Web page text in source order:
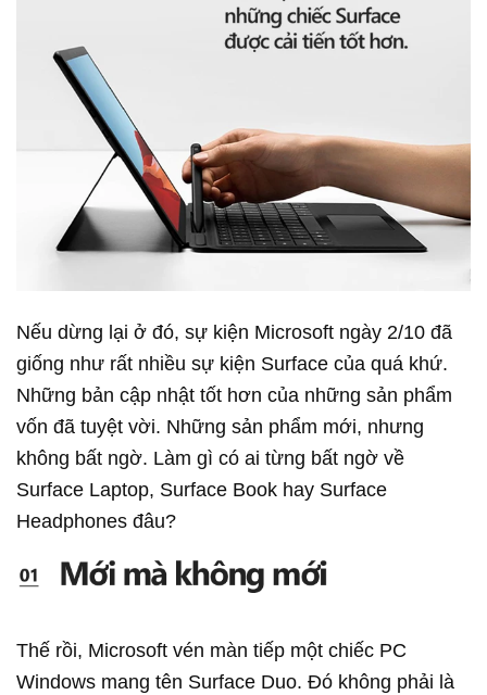
Nếu dừng lại ở đó, sự kiện Microsoft ngày 2/10 đã
giống như rất nhiều sự kiện Surface của quá khứ.
Những bản cập nhật tốt hơn của những sản phẩm
vốn đã tuyệt vời. Những sản phẩm mới, nhưng
không bất ngờ. Làm gì có ai từng bất ngờ về
Surface Laptop, Surface Book hay Surface
Headphones đâu?
Thế rồi, Microsoft vén màn tiếp một chiếc PC
Windows mang tên Surface Duo. Đó không phải là